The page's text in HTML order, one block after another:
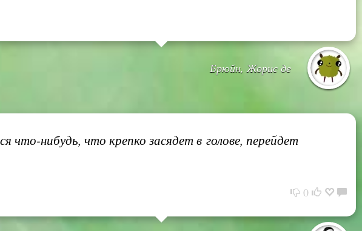
Брюйн, Жорис де
что-нибудь, что крепко засядет в голове, перейдет
0